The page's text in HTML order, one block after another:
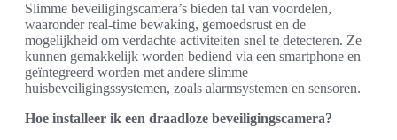
Slimme beveiligingscamera’s bieden tal van voordelen,
waaronder real-time bewaking, gemoedsrust en de
mogelijkheid om verdachte activiteiten snel te detecteren. Ze
kunnen gemakkelijk worden bediend via een smartphone en
geïntegreerd worden met andere slimme
huisbeveiligingssystemen, zoals alarmsystemen en sensoren.
Hoe installeer ik een draadloze beveiligingscamera?